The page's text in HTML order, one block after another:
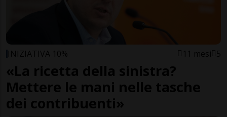
INIZIATIVA 10% 11 mesi 5
«La ricetta della sinistra?
Mettere le mani nelle tasche
dei contribuenti»